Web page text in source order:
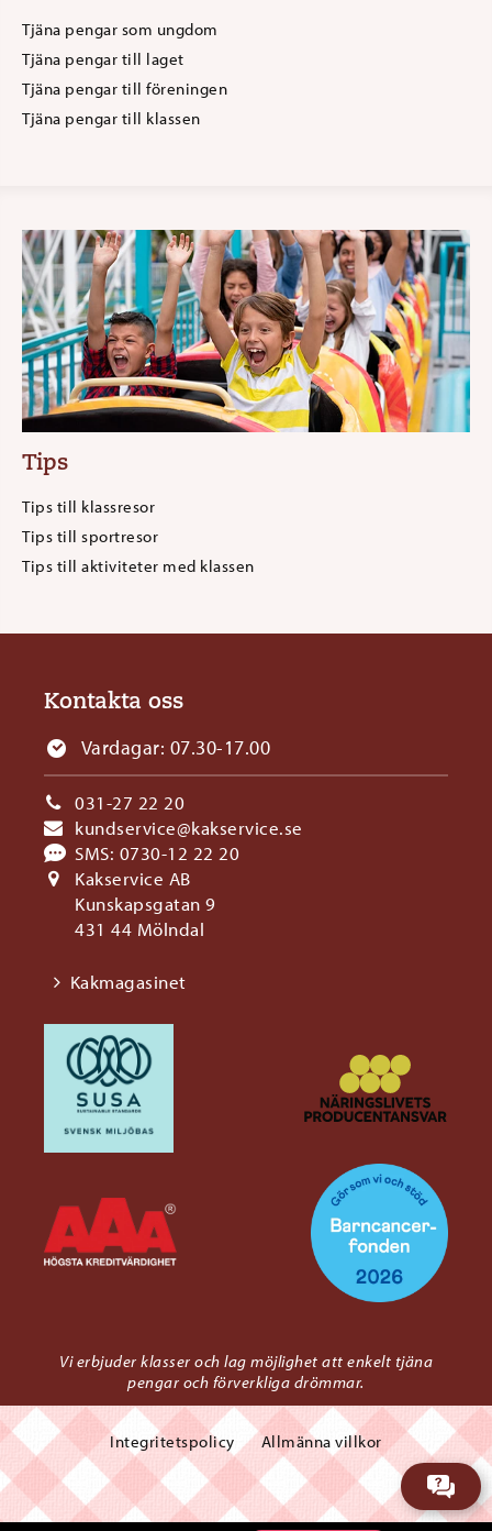
Tjäna pengar som ungdom
Tjäna pengar till laget
Tjäna pengar till föreningen
Tjäna pengar till klassen
Tips
Tips till klassresor
Tips till sportresor
Tips till aktiviteter med klassen
Kontakta oss
Vardagar: 07.30-17.00
Kakmagasinet
031-27 22 20
kundservice@kakservice.se
SMS: 0730-12 22 20
Kakservice AB
Kunskapsgatan 9
431 44 Mölndal
Vi erbjuder klasser och lag möjlighet att enkelt tjäna
pengar och förverkliga drömmar.
Integritetspolicy Allmänna villkor